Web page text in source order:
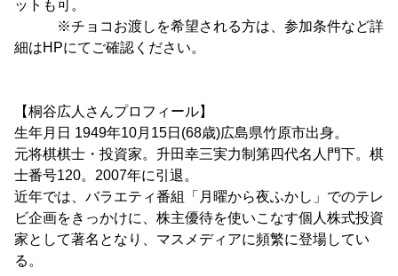
ットも可。
※チョコお渡しを希望される方は、参加条件など詳
細はHPにてご確認ください。
【桐谷広人さんプロフィール】
生年月日 1949年10月15日(68歳)広島県竹原市出身。
元将棋棋士・投資家。升田幸三実力制第四代名人門下。棋
士番号120。2007年に引退。
近年では、バラエティ番組「月曜から夜ふかし」でのテレ
ビ企画をきっかけに、株主優待を使いこなす個人株式投資
家として著名となり、マスメディアに頻繁に登場してい
る。